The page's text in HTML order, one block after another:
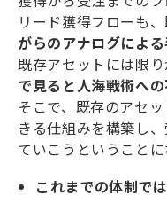
リード獲得フローも
がらのアナログによ
既存アセットには限り
で見ると人海戦術へ
そこで、既存のアセ
きる仕組みを構築し
ていこうということに
これまでの体制で